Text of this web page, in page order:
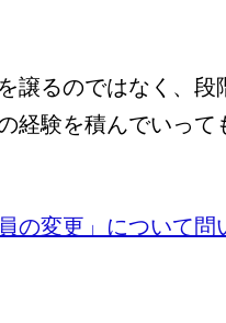
譲るのではなく、
経験を積んでいっ
変更」について問